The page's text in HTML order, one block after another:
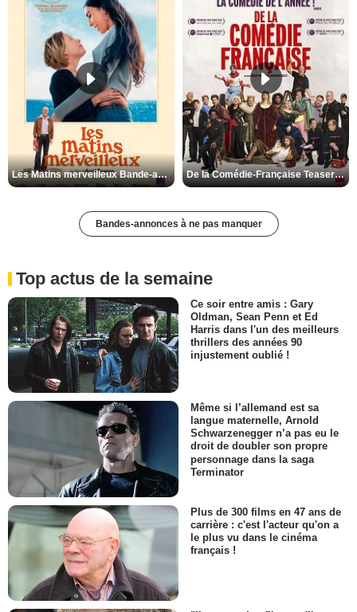
Les Matins merveilleux Bande-annonce VF De la Comédie-Française Teaser VF
Bandes-annonces à ne pas manquer
Top actus de la semaine
Ce soir entre amis : Gary
Oldman, Sean Penn et Ed
Harris dans l'un des meilleurs
thrillers des années 90
injustement oublié !
Même si l’allemand est sa
langue maternelle, Arnold
Schwarzenegger n’a pas eu le
droit de doubler son propre
personnage dans la saga
Terminator
Plus de 300 films en 47 ans de
carrière : c'est l'acteur qu'on a
le plus vu dans le cinéma
français !